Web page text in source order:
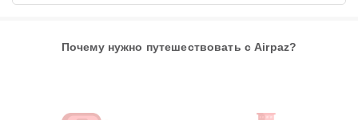
Почему нужно путешествовать с Airpaz?